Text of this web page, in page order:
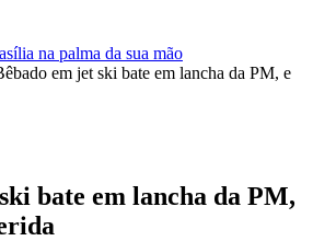
na palma da sua mão
em jet ski bate em lancha da PM, e
bate em lancha da PM,